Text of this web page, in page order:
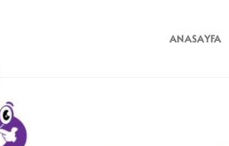
ANASAYFA